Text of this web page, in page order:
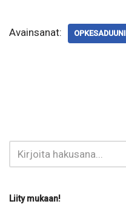
Avainsanat: OPKESADUUNI
Liity mukaan!